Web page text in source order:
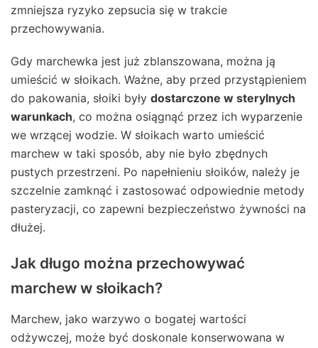
zmniejsza ryzyko zepsucia się w trakcie
przechowywania.
Gdy marchewka jest już zblanszowana, można ją
umieścić w słoikach. Ważne, aby przed przystąpieniem
do pakowania, słoiki były dostarczone w sterylnych
warunkach, co można osiągnąć przez ich wyparzenie
we wrzącej wodzie. W słoikach warto umieścić
marchew w taki sposób, aby nie było zbędnych
pustych przestrzeni. Po napełnieniu słoików, należy je
szczelnie zamknąć i zastosować odpowiednie metody
pasteryzacji, co zapewni bezpieczeństwo żywności na
dłużej.
Jak długo można przechowywać
marchew w słoikach?
Marchew, jako warzywo o bogatej wartości
odżywczej, może być doskonale konserwowana w